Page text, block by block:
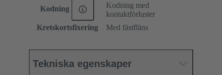
Kodning
Kodning med
kontaktförluster
Kretskortsfixering
Med fästfläns
Tekniska egenskaper